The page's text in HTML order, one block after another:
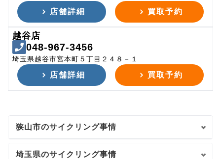
店舗詳細 買取予約
越谷店
048-967-3456
埼玉県越谷市宮本町５丁目２４８－１
店舗詳細 買取予約
狭山市のサイクリング事情
埼玉県のサイクリング事情